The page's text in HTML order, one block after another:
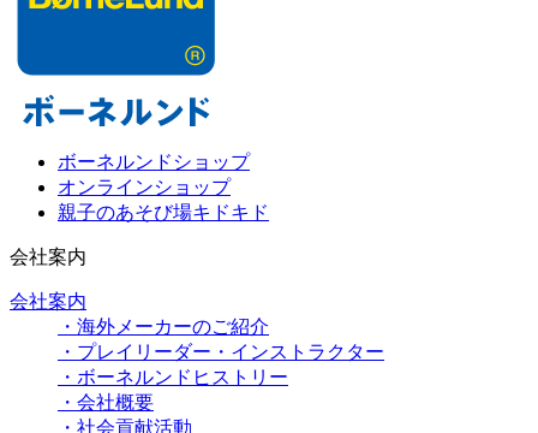
ボーネルンドショップ
オンラインショップ
親子のあそび場キドキド
会社案内
会社案内
・海外メーカーのご紹介
・プレイリーダー・インストラクター
・ボーネルンドヒストリー
・会社概要
・社会貢献活動